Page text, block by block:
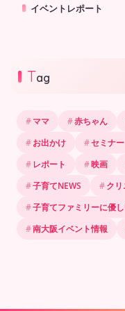
イベントレポート
Tag
ママ 赤ちゃん
お出かけ
セミナー
レポート
映画
子育てNEWS
クリ
子育てファミリーに優
南大阪イベント情報